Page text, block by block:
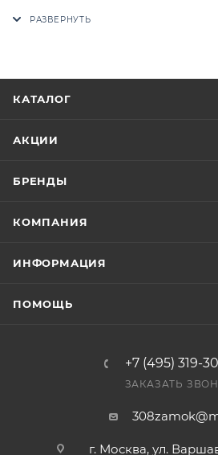
Конечная цена будет
Фактом подтверждения покупки
КАТАЛОГ
АКЦИИ
БРЕНДЫ
КОМПАНИЯ
ИНФОРМАЦИЯ
ПОМОЩЬ
+7 (495) 319-
ЗАКАЗАТЬ
г. Москва, ул.